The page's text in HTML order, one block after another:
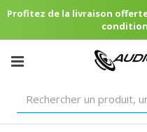
Profitez de la livraison